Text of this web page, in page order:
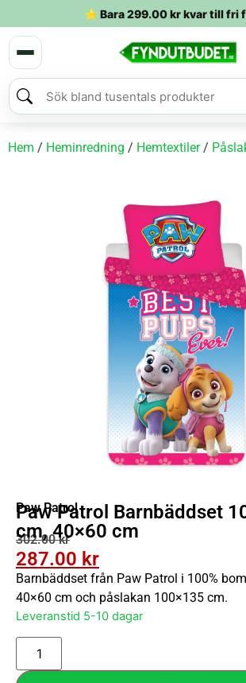
⭐ Bara299.00krkvar till fri
Hem / Heminredning / Hemtextiler/
Paw Patrol
Paw Patrol Barnbäddset
cm, 40×60 cm
302.00kr
287.00 kr
Barnbäddset från Paw Patrol i 100%
40×60 cm och påslakan 100×135 cm.
Leveranstid 5-10 dagar